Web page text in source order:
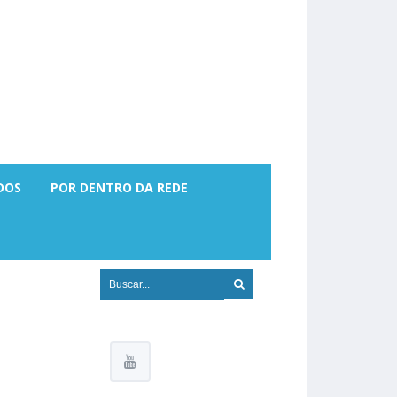
POR DENTRO DA REDE